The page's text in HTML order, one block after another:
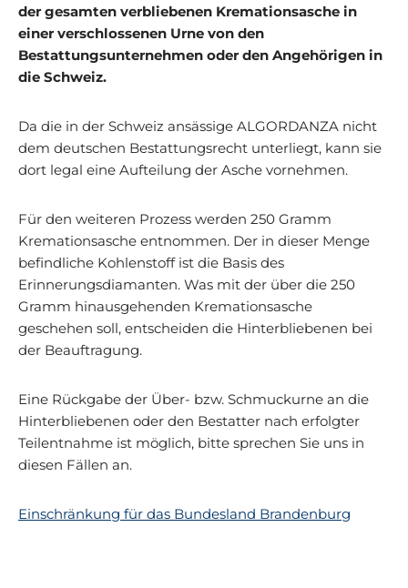
der gesamten verbliebenen Kremationsasche in
einer verschlossenen Urne von den
Bestattungsunternehmen oder den Angehörigen in
die Schweiz.
Da die in der Schweiz ansässige ALGORDANZA nicht
dem deutschen Bestattungsrecht unterliegt, kann sie
dort legal eine Aufteilung der Asche vornehmen.
Für den weiteren Prozess werden 250 Gramm
Kremationsasche entnommen. Der in dieser Menge
befindliche Kohlenstoff ist die Basis des
Erinnerungsdiamanten. Was mit der über die 250
Gramm hinausgehenden Kremationsasche
geschehen soll, entscheiden die Hinterbliebenen bei
der Beauftragung.
Eine Rückgabe der Über- bzw. Schmuckurne an die
Hinterbliebenen oder den Bestatter nach erfolgter
Teilentnahme ist möglich, bitte sprechen Sie uns in
diesen Fällen an.
Einschränkung für das Bundesland Brandenburg